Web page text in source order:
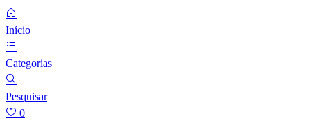
Início
Categorias
Pesquisar
0